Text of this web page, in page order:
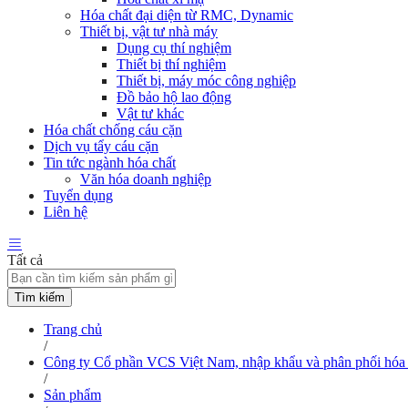
Hóa chất đại diện từ RMC, Dynamic
Thiết bị, vật tư nhà máy
Dụng cụ thí nghiệm
Thiết bị thí nghiệm
Thiết bị, máy móc công nghiệp
Đồ bảo hộ lao động
Vật tư khác
Hóa chất chống cáu cặn
Dịch vụ tẩy cáu cặn
Tin tức ngành hóa chất
Văn hóa doanh nghiệp
Tuyển dụng
Liên hệ
Tất cả
Tìm kiếm
Trang chủ
/
Công ty Cổ phần VCS Việt Nam, nhập khẩu và phân phối hóa
/
Sản phẩm